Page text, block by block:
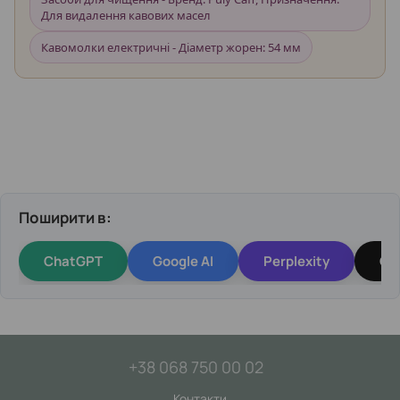
Для видалення кавових масел
Кавомолки електричні - Діаметр жорен: 54 мм
Поширити в:
ChatGPT Google AI Perplexity
+38 068 750 00 02